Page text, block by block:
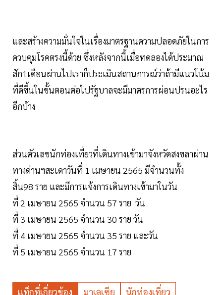
และสร้างความมั่นใจในเรื่องมาตรฐานความปลอดภัยในการ
ควบคุมโรคตรงนี้ด้วย ซึ่งหลังจากนี้เมื่อทดลองได้ประมาณ
สัก1เดือนผ่านไปเราก็ประเมินสถานการณ์ว่าถ้ามีแนวโน้ม
ที่ดีขึ้นในขั้นตอนต่อไปรัฐบาลจะมีมาตรการผ่อนปรนอะไร
อีกบ้าง
ส่วนตัวเลขนักท่องเที่ยวที่เดินทางเข้ามาจังหวัดสงขลาผ่าน
ทางด่านฯสะเดาวันที่ 1 เมษายน 2565 มีจำนวนทั้ง
สิ้น98 ราย และมีการแจ้งการเดินทางเข้ามาในวัน
ที่ 2 เมษายน 2565 จำนวน 57 ราย วัน
ที่ 3 เมษายน 2565 จำนวน 30 ราย วัน
ที่ 4 เมษายน 2565 จำนวน 35 ราย และวัน
ที่ 5 เมษายน 2565 จำนวน 17 ราย
แท็กที่เกี่ยวข้อง มาเลเซีย
นักท่องเที่ยว